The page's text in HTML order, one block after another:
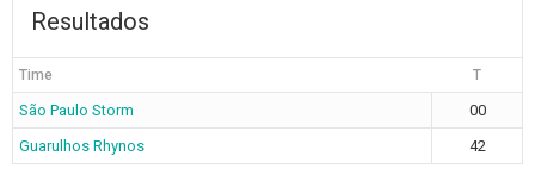
Resultados
Time T
São Paulo Storm
00
Guarulhos Rhynos
42